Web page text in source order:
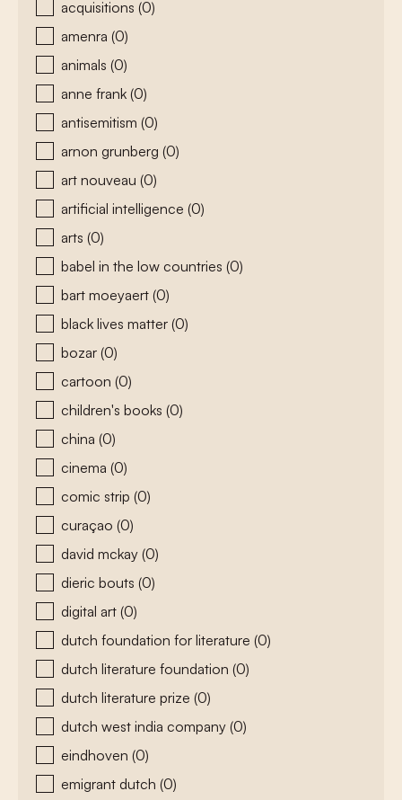
acquisitions (0)
amenra (0)
animals (0)
anne frank (0)
antisemitism (0)
arnon grunberg (0)
art nouveau (0)
artificial intelligence (0)
arts (0)
babel in the low countries (0)
bart moeyaert (0)
black lives matter (0)
bozar (0)
cartoon (0)
children's books (0)
china (0)
cinema (0)
comic strip (0)
curaçao (0)
david mckay (0)
dieric bouts (0)
digital art (0)
dutch foundation for literature (0)
dutch literature foundation (0)
dutch literature prize (0)
dutch west india company (0)
eindhoven (0)
emigrant dutch (0)